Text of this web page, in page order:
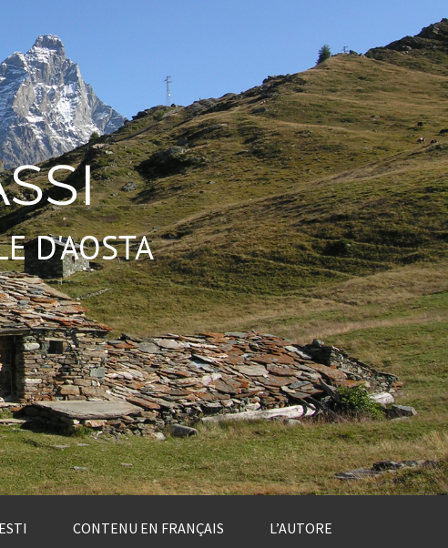
D'AOSTA
CONTENU EN FRANÇAIS L’AUTORE